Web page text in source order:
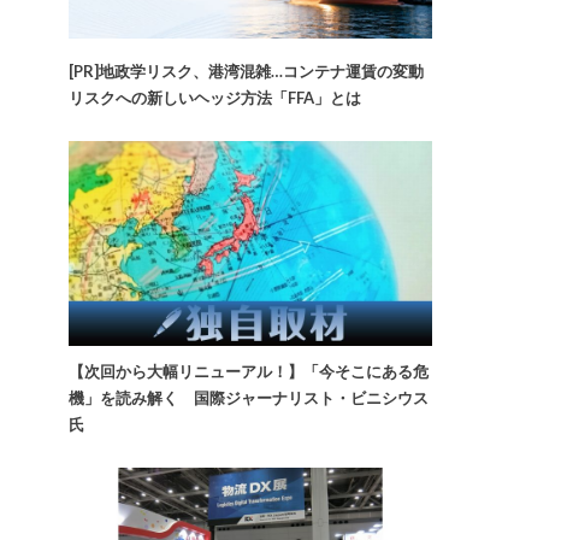
[PR]地政学リスク、港湾混雑…コンテナ運賃の変動
リスクへの新しいヘッジ方法「FFA」とは
【次回から大幅リニューアル！】「今そこにある危
機」を読み解く 国際ジャーナリスト・ビニシウス
氏